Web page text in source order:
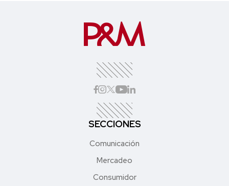
SECCIONES
Comunicación
Mercadeo
Consumidor